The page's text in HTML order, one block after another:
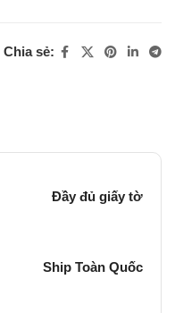
Chia sẻ:
Đầy đủ giấy tờ
Ship Toàn Quốc